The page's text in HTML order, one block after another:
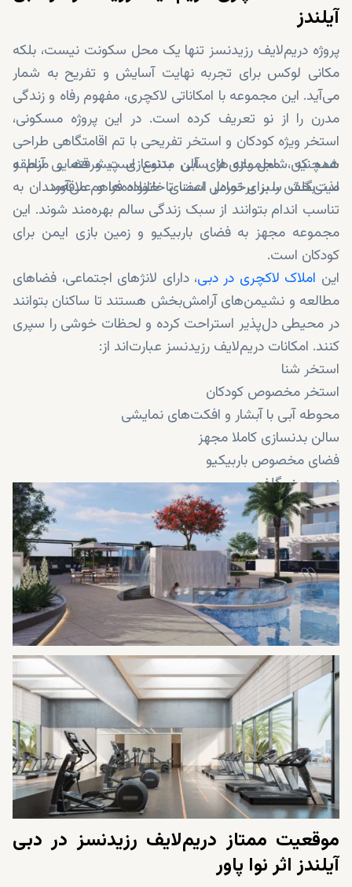
آیلندز
پروژه دریم‌لایف رزیدنسز تنها یک محل سکونت نیست، بلکه
مکانی لوکس برای تجربه نهایت آسایش و تفریح به شمار
می‌آید. این مجموعه با امکاناتی لاکچری، مفهوم رفاه و زندگی
مدرن را از نو تعریف کرده است. در این پروژه مسکونی،
استخر ویژه کودکان و استخر تفریحی با تم اقامتگاهی طراحی
شده که شامل بازی‌های آبی متنوع است و فضایی آرام و
لذت‌بخش را برای تمامی اعضای خانواده فراهم می‌آورد.
همچنین، مجموعه از سالن بدنسازی پیشرفته و منطقه
مینی‌گلف سبز برخوردار است تا خانواده‌ها و علاقه‌مندان به
تناسب اندام بتوانند از سبک زندگی سالم بهره‌مند شوند. این
مجموعه مجهز به فضای باربیکیو و زمین بازی ایمن برای
کودکان است.
این املاک لاکچری در دبی، دارای لانژ‌های اجتماعی، فضاهای
مطالعه و نشیمن‌های آرامش‌بخش هستند تا ساکنان بتوانند
در محیطی دل‌پذیر استراحت کرده و لحظات خوشی را سپری
کنند. امکانات دریم‌لایف رزیدنسز عبارت‌اند از:
استخر شنا
استخر مخصوص کودکان
محوطه آبی با آبشار و افکت‌های نمایشی
سالن بدنسازی کاملا مجهز
فضای مخصوص باربیکیو
زمین مینی‌گلف
زمین بازی کودکان
کافه
فضای مطالعه
مرکز تناسب اندام
لانژ مخصوص مهمانان
خدمات کانسیرج (پذیرش و پشتیبانی ویژه ساکنان)
موقعیت ممتاز دریم‌لایف رزیدنسز در دبی
آیلندز اثر نوا پاور